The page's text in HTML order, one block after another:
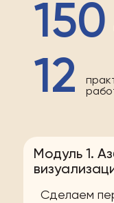
150
12
Модуль 1.
Сделаем